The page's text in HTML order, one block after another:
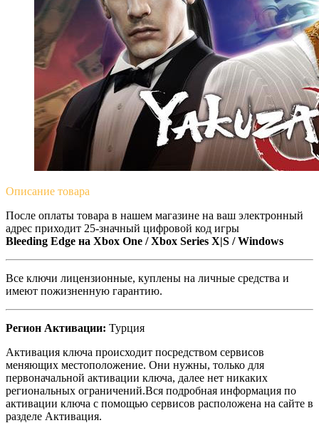
Описание товара
После оплаты товара в нашем магазине на ваш электронный
адрес приходит 25-значный цифровой код игры
Bleeding Edge на Xbox One / Xbox Series X|S / Windows
Все ключи лицензионные, куплены на личные средства и
имеют пожизненную гарантию.
Регион Активации: Турция
Активация ключа происходит посредством сервисов
меняющих местоположение. Они нужны, только для
первоначальной активации ключа, далее нет никаких
региональных ограничений.Вся подробная информация по
активации ключа с помощью сервисов расположена на сайте в
разделе Активация.